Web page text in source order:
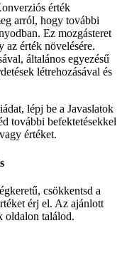
érték
arról, hogy további
Ez mozgásteret
az érték növelésére.
általános egyezésű
létrehozásával és
lépj be a Javaslatok
további befektetésekkel
értéket.
csökkentsd a
érj el. Az ajánlott
oldalon találod.